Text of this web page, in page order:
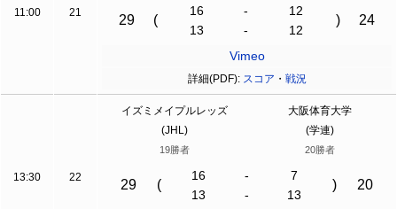
11:00 21 29 (
16 -
12
13
- 12
) 24
Vimeo
詳細(PDF): スコア ・ 戦況
13:30 22
イズミメイプルレッズ
(JHL)
19勝者
大阪体育大学
(学連)
20勝者
29 (
16 -
7
13
- 13
) 20